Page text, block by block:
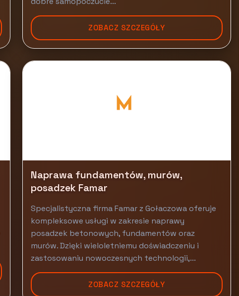
ZOBACZ SZCZEGÓŁY
Naprawa fundamentów, murów,
posadzek Famar
Specjalistyczna firma Famar z Gołaczowa oferuje
kompleksowe usługi w zakresie naprawy
posadzek betonowych, fundamentów oraz
murów. Dzięki wieloletniemu doświadczeniu i
zastosowaniu nowoczesnych technologii,...
ZOBACZ SZCZEGÓŁY